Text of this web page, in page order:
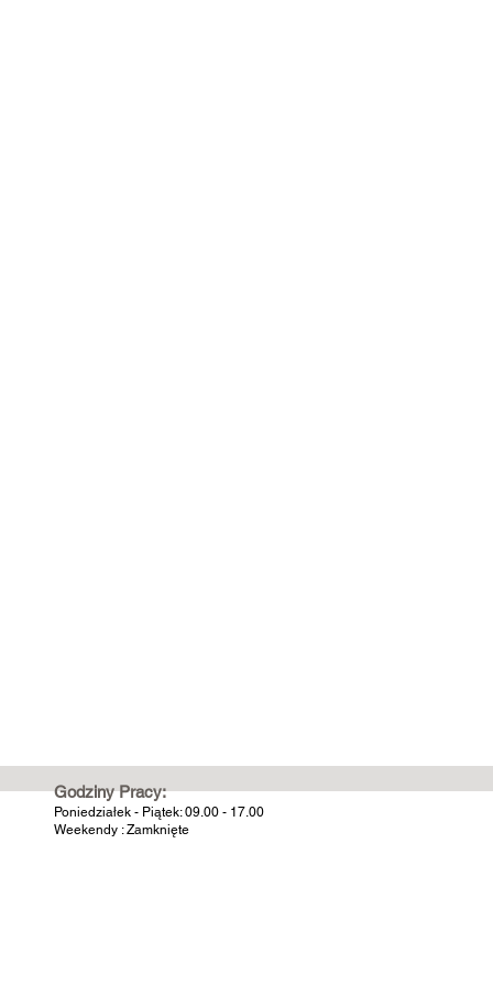
Godziny Pracy:
Poniedziałek - Piątek: 09.00 - 17.00
Weekendy : Zamknięte